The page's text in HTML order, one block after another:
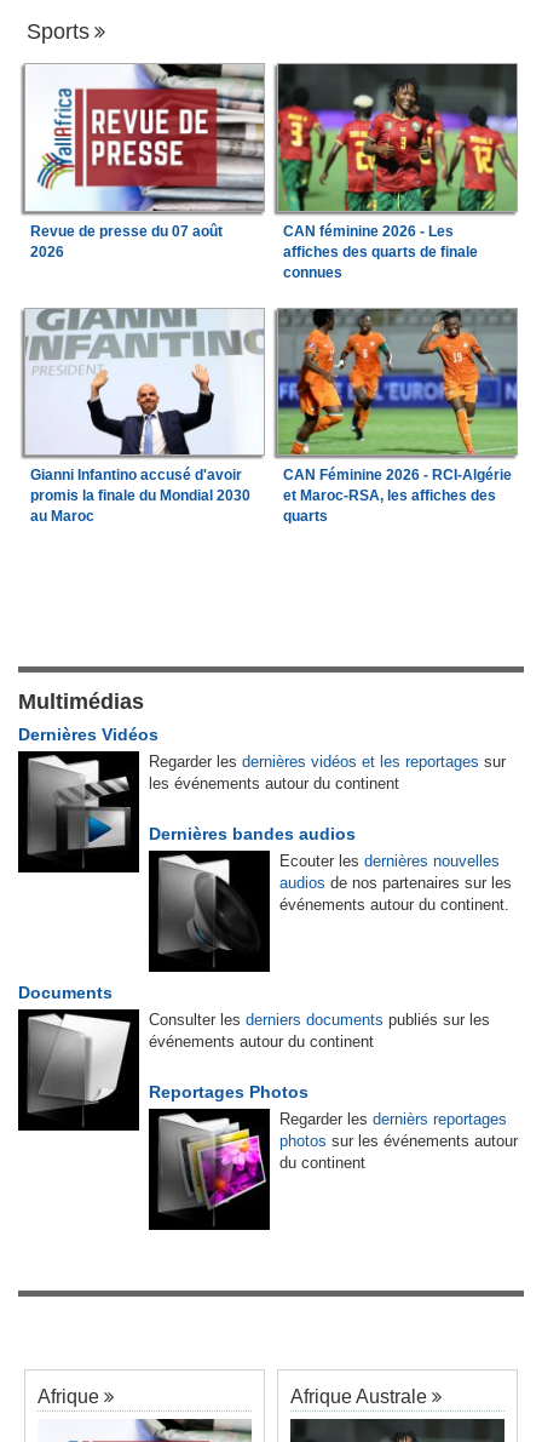
Sports
Revue de presse du 07 août
2026
CAN féminine 2026 - Les
affiches des quarts de finale
connues
Gianni Infantino accusé d'avoir
promis la finale du Mondial 2030
au Maroc
CAN Féminine 2026 - RCI-Algérie
et Maroc-RSA, les affiches des
quarts
Multimédias
Dernières Vidéos
Regarder les dernières vidéos et les reportages sur
les événements autour du continent
Dernières bandes audios
Ecouter les dernières nouvelles
audios de nos partenaires sur les
événements autour du continent.
Documents
Consulter les derniers documents publiés sur les
événements autour du continent
Reportages Photos
Regarder les dernièrs reportages
photos sur les événements autour
du continent
Afrique Afrique Australe